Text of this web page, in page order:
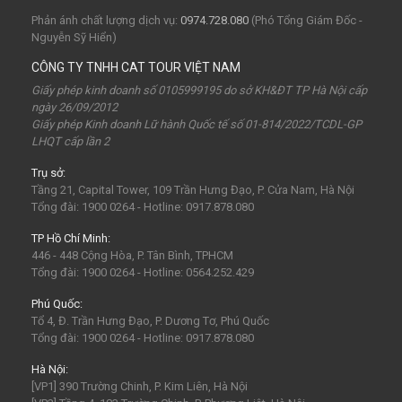
Tuần Châu
Tàu Hỏa
Du lịch Cửa Lò 2 ngày 1 đêm
Sài Gòn
Tết dương Mộc Châu Sapa
Yên Tử
Tam Chúc
chùa Tam Chúc
Sa Pa
30Thg4
Nha Trang
biểu tượng may mắn
con vật may mắn
osaka
du lịch Nhật Bản 7 ngày
khách sạn con nhộng
fukuoka Lào
bar Nhật Bản
mông cổ giá rể
mông cổ có gì visa mông cổ
indonesia
Maldives
Man-đi-vơ LaGi
Phản ánh chất lượng dịch vụ: 0974.728.080 (Phó Tổng Giám Đốc -
Nguyễn Sỹ Hiển)
CÔNG TY TNHH CAT TOUR VIỆT NAM
Giấy phép kinh doanh số 0105999195 do sở KH&ĐT TP Hà Nội cấp
ngày 26/09/2012
Giấy phép Kinh doanh Lữ hành Quốc tế số 01-814/2022/TCDL-GP
LHQT cấp lần 2
Trụ sở:
Tầng 21, Capital Tower, 109 Trần Hưng Đạo, P. Cửa Nam, Hà Nội
Tổng đài: 1900 0264 - Hotline: 0917.878.080
TP Hồ Chí Minh:
446 - 448 Cộng Hòa, P. Tân Bình, TPHCM
Tổng đài: 1900 0264 - Hotline: 0564.252.429
Phú Quốc:
Tổ 4, Đ. Trần Hưng Đạo, P. Dương Tơ, Phú Quốc
Tổng đài: 1900 0264 - Hotline: 0917.878.080
Hà Nội:
[VP1] 390 Trường Chinh, P. Kim Liên, Hà Nội